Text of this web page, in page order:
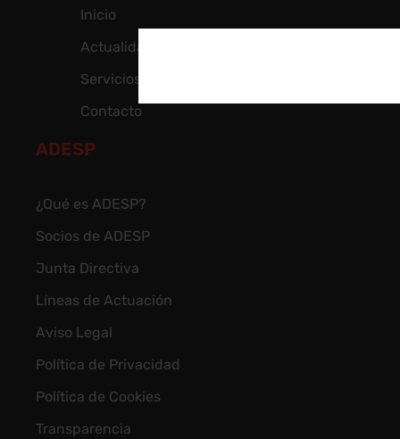
Inicio
Actualidad
Servicios para federaciones
Contacto
ADESP
¿Qué es ADESP?
Socios de ADESP
Junta Directiva
Líneas de Actuación
Aviso Legal
Política de Privacidad
Política de Cookies
Transparencia